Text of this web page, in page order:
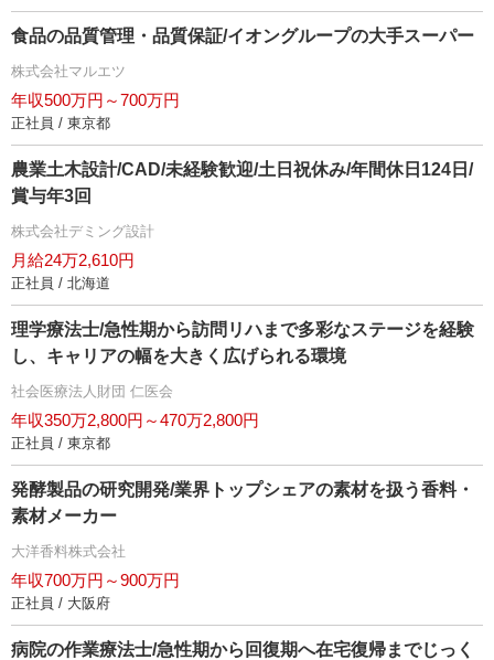
食品の品質管理・品質保証/イオングループの大手スーパー
株式会社マルエツ
年収500万円～700万円
正社員 / 東京都
農業土木設計/CAD/未経験歓迎/土日祝休み/年間休日124日/
賞与年3回
株式会社デミング設計
月給24万2,610円
正社員 / 北海道
理学療法士/急性期から訪問リハまで多彩なステージを経験
し、キャリアの幅を大きく広げられる環境
社会医療法人財団 仁医会
年収350万2,800円～470万2,800円
正社員 / 東京都
発酵製品の研究開発/業界トップシェアの素材を扱う香料・
素材メーカー
大洋香料株式会社
年収700万円～900万円
正社員 / 大阪府
病院の作業療法士/急性期から回復期へ在宅復帰までじっく